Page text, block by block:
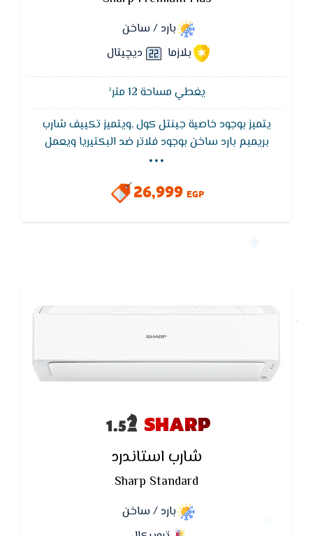
بارد / ساخن
بلازما
ديچيتال
يغطي مساحة 12 متر²
يتميز بوجود خاصية جينتل كول ,ويتميز تكييف شارب
بريميم بارد ساخن بوجود فلاتر ضد البكتيريا ويعمل
تكييف شارب بخاصية التبريد السريع للوصول لدرجة الحراره
المطلوبة فى اسرع واقل استهلاك للكهرباء, يتميز تكييف
شارب بالتشغيل الهادئ التى تأخذ حيز كبير من الأهتمام
...
26,999 EGP
SHARP
شارب استاندرد
Sharp Standard
بارد / ساخن